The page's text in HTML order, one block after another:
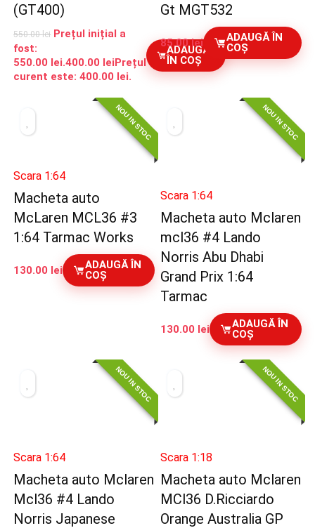
(GT400)
550.00lei Prețul inițial a
fost:
550.00 lei.400.00 leiPrețul
curent este: 400.00 lei.
ADAUGĂ
ÎN COȘ
Gt MGT532
85.00lei
ADAUGĂ ÎN
COȘ
NOU IN STOC
Scara 1:64
Macheta auto
McLaren MCL36 #3
1:64 Tarmac Works
130.00 lei
ADAUGĂ ÎN
COȘ
NOU IN STOC
Scara 1:64
Macheta auto Mclaren
mcl36 #4 Lando
Norris Abu Dhabi
Grand Prix 1:64
Tarmac
130.00 lei
ADAUGĂ ÎN
COȘ
NOU IN STOC
Scara 1:64
Macheta auto Mclaren
Mcl36 #4 Lando
Norris Japanese
NOU IN STOC
Scara 1:18
Macheta auto Mclaren
MCl36 D.Ricciardo
Orange Australia GP